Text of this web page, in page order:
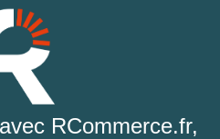
RCommerce.fr,